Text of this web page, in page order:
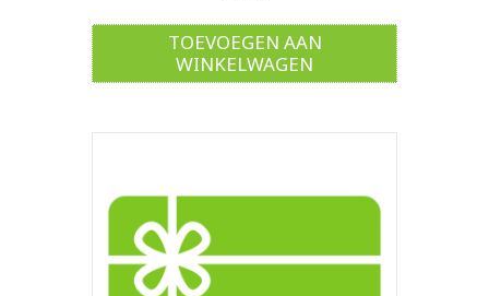
TOEVOEGEN AAN
WINKELWAGEN